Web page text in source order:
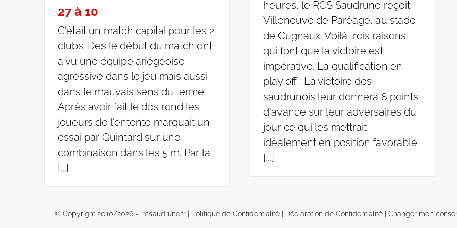
27 à 10
C'était un match capital pour les 2
clubs. Des le début du match ont
a vu une équipe ariégeoise
agressive dans le jeu mais aussi
dans le mauvais sens du terme.
Après avoir fait le dos rond les
joueurs de l'entente marquait un
essai par Quintard sur une
combinaison dans les 5 m. Par la
[...]
heures, le RCS Saudrune reçoit
Villeneuve de Paréage, au stade
de Cugnaux. Voilà trois raisons
qui font que la victoire est
impérative. La qualification en
play off : La victoire des
saudrunois leur donnera 8 points
d'avance sur leur adversaires du
jour ce qui les mettrait
idéalement en position favorable
[...]
© Copyright 2010/2026 - rcsaudrune.fr | Politique de Confidentialité Déclaration de Confidentialité |Changer mon